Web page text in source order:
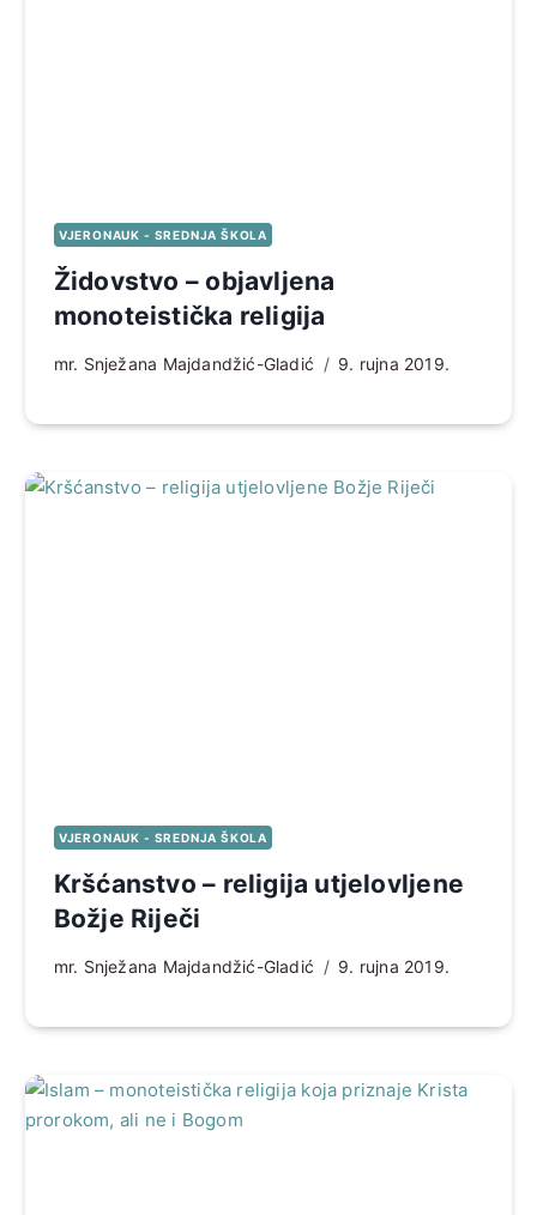
VJERONAUK - SREDNJA ŠKOLA
Židovstvo – objavljena
monoteistička religija
mr. Snježana Majdandžić-Gladić 9. rujna 2019.
VJERONAUK - SREDNJA ŠKOLA
Kršćanstvo – religija utjelovljene
Božje Riječi
mr. Snježana Majdandžić-Gladić 9. rujna 2019.